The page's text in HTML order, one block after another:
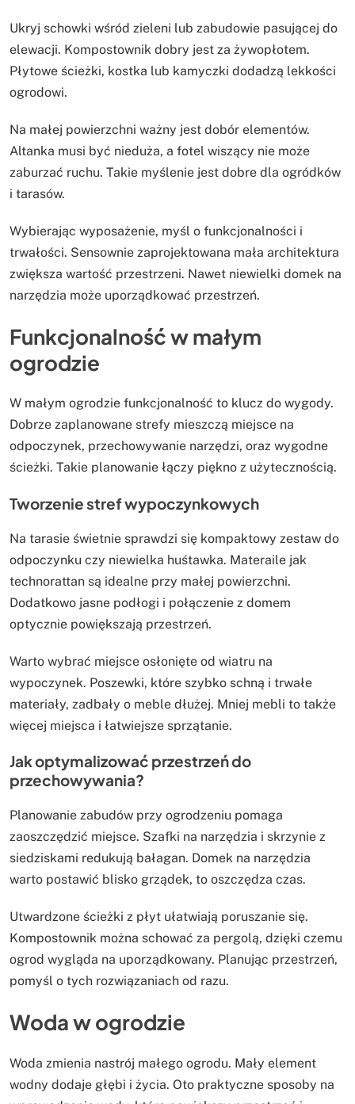
Ukryj schowki wśród zieleni lub zabudowie pasującej do
elewacji. Kompostownik dobry jest za żywopłotem.
Płytowe ścieżki, kostka lub kamyczki dodadzą lekkości
ogrodowi.
Na małej powierzchni ważny jest dobór elementów.
Altanka musi być nieduża, a fotel wiszący nie może
zaburzać ruchu. Takie myślenie jest dobre dla ogródków
i tarasów.
Wybierając wyposażenie, myśl o funkcjonalności i
trwałości. Sensownie zaprojektowana mała architektura
zwiększa wartość przestrzeni. Nawet niewielki domek na
narzędzia może uporządkować przestrzeń.
Funkcjonalność w małym
ogrodzie
W małym ogrodzie funkcjonalność to klucz do wygody.
Dobrze zaplanowane strefy mieszczą miejsce na
odpoczynek, przechowywanie narzędzi, oraz wygodne
ścieżki. Takie planowanie łączy piękno z użytecznością.
Tworzenie stref wypoczynkowych
Na tarasie świetnie sprawdzi się kompaktowy zestaw do
odpoczynku czy niewielka huśtawka. Materaile jak
technorattan są idealne przy małej powierzchni.
Dodatkowo jasne podłogi i połączenie z domem
optycznie powiększają przestrzeń.
Warto wybrać miejsce osłonięte od wiatru na
wypoczynek. Poszewki, które szybko schną i trwałe
materiały, zadbały o meble dłużej. Mniej mebli to także
więcej miejsca i łatwiejsze sprzątanie.
Jak optymalizować przestrzeń do
przechowywania?
Planowanie zabudów przy ogrodzeniu pomaga
zaoszczędzić miejsce. Szafki na narzędzia i skrzynie z
siedziskami redukują bałagan. Domek na narzędzia
warto postawić blisko grządek, to oszczędza czas.
Utwardzone ścieżki z płyt ułatwiają poruszanie się.
Kompostownik można schować za pergolą, dzięki czemu
ogrod wygląda na uporządkowany. Planując przestrzeń,
pomyśl o tych rozwiązaniach od razu.
Woda w ogrodzie
Woda zmienia nastrój małego ogrodu. Mały element
wodny dodaje głębi i życia. Oto praktyczne sposoby na